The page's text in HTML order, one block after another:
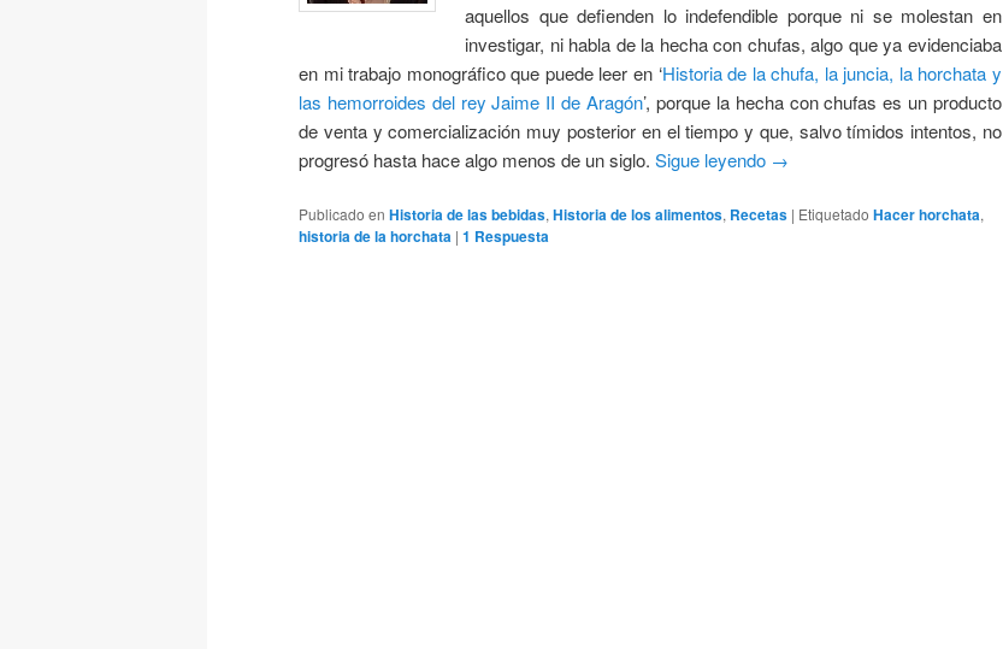
aquellos que defienden lo indefendible porque ni se molestan en
investigar, ni habla de la hecha con chufas, algo que ya evidenciaba
en mi trabajo monográfico que puede leer en ‘Historia de la chufa, la juncia, la horchata y
las hemorroides del rey Jaime II de Aragón’, porque la hecha con chufas es un producto
de venta y comercialización muy posterior en el tiempo y que, salvo tímidos intentos, no
progresó hasta hace algo menos de un siglo. Sigue leyendo →
Publicado en Historia de las bebidas, Historia de los alimentos, Recetas | Etiquetado Hacer horchata,
historia de la horchata | 1 Respuesta